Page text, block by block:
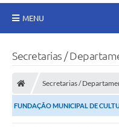
MENU
Secretarias
Secretarias /
Secretarias /
FUNDAÇÃO MUNICIPAL DE